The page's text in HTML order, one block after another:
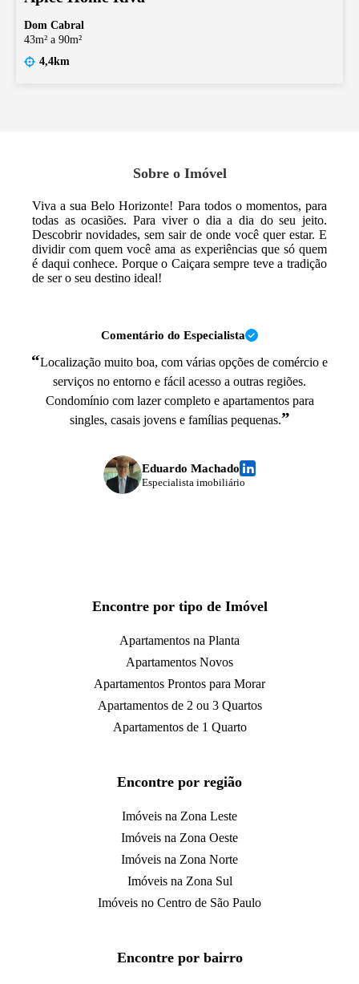
Dom Cabral
43m² a 90m²
4,4km
Sobre o Imóvel
Viva a sua Belo Horizonte! Para todos o momentos, para
todas as ocasiões. Para viver o dia a dia do seu jeito.
Descobrir novidades, sem sair de onde você quer estar. E
dividir com quem você ama as experiências que só quem
é daqui conhece. Porque o Caiçara sempre teve a tradição
de ser o seu destino ideal!
Comentário do Especialista
“Localização muito boa, com várias opções de comércio e
serviços no entorno e fácil acesso a outras regiões.
Condomínio com lazer completo e apartamentos para
singles, casais jovens e famílias pequenas.”
Eduardo Machado
Especialista imobiliário
Encontre por tipo de Imóvel
Apartamentos na Planta
Apartamentos Novos
Apartamentos Prontos para Morar
Apartamentos de 2 ou 3 Quartos
Apartamentos de 1 Quarto
Encontre por região
Imóveis na Zona Leste
Imóveis na Zona Oeste
Imóveis na Zona Norte
Imóveis na Zona Sul
Imóveis no Centro de São Paulo
Encontre por bairro